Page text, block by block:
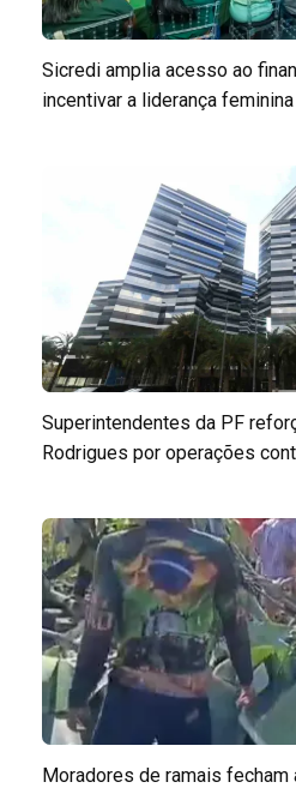
Sicredi amplia acesso ao
incentivar a liderança
Superintendentes da PF
Rodrigues por operações
Moradores de ramais fecham